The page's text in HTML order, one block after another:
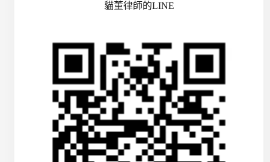
貓董律師的LINE